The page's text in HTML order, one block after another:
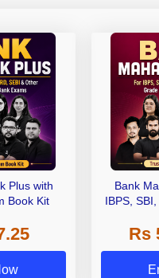
Plus with
Book Kit
Bank
IBPS,
OtherRs